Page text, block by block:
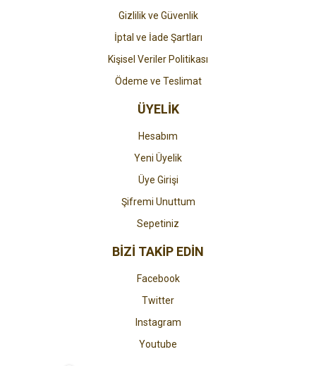
Gizlilik ve Güvenlik
İptal ve İade Şartları
Kişisel Veriler Politikası
Ödeme ve Teslimat
ÜYELİK
Hesabım
Yeni Üyelik
Üye Girişi
Şifremi Unuttum
Sepetiniz
BİZİ TAKİP EDİN
Facebook
Twitter
Instagram
Youtube